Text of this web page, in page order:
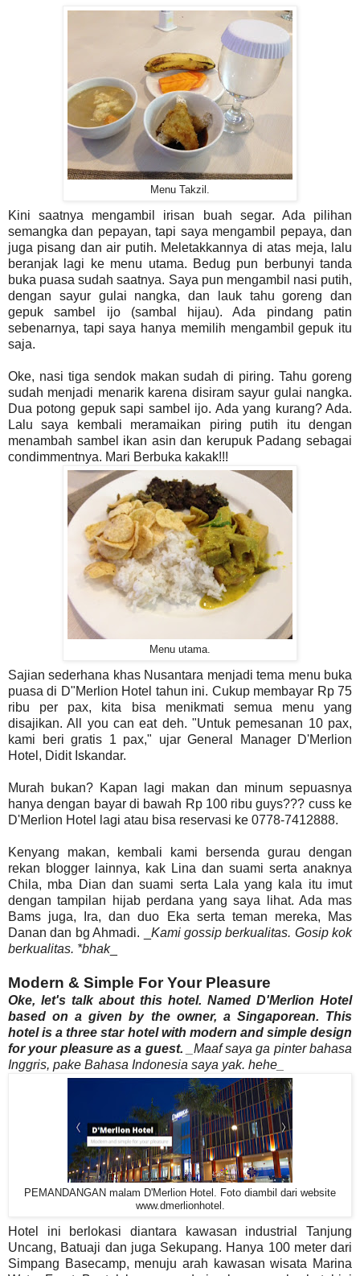
Menu Takzil.
Kini saatnya mengambil irisan buah segar. Ada pilihan
semangka dan pepayan, tapi saya mengambil pepaya, dan
juga pisang dan air putih. Meletakkannya di atas meja, lalu
beranjak lagi ke menu utama. Bedug pun berbunyi tanda
buka puasa sudah saatnya. Saya pun mengambil nasi putih,
dengan sayur gulai nangka, dan lauk tahu goreng dan
gepuk sambel ijo (sambal hijau). Ada pindang patin
sebenarnya, tapi saya hanya memilih mengambil gepuk itu
saja.
Oke, nasi tiga sendok makan sudah di piring. Tahu goreng
sudah menjadi menarik karena disiram sayur gulai nangka.
Dua potong gepuk sapi sambel ijo. Ada yang kurang? Ada.
Lalu saya kembali meramaikan piring putih itu dengan
menambah sambel ikan asin dan kerupuk Padang sebagai
condimmentnya. Mari Berbuka kakak!!!
Menu utama.
Sajian sederhana khas Nusantara menjadi tema menu buka
puasa di D"Merlion Hotel tahun ini. Cukup membayar Rp 75
ribu per pax, kita bisa menikmati semua menu yang
disajikan. All you can eat deh. "Untuk pemesanan 10 pax,
kami beri gratis 1 pax," ujar General Manager D'Merlion
Hotel, Didit Iskandar.
Murah bukan? Kapan lagi makan dan minum sepuasnya
hanya dengan bayar di bawah Rp 100 ribu guys??? cuss ke
D'Merlion Hotel lagi atau bisa reservasi ke 0778-7412888.
Kenyang makan, kembali kami bersenda gurau dengan
rekan blogger lainnya, kak Lina dan suami serta anaknya
Chila, mba Dian dan suami serta Lala yang kala itu imut
dengan tampilan hijab perdana yang saya lihat. Ada mas
Bams juga, Ira, dan duo Eka serta teman mereka, Mas
Danan dan bg Ahmadi. _ Kami gossip berkualitas. Gosip kok
berkualitas. *bhak_
Modern & Simple For Your Pleasure
Oke, let's talk about this hotel. Named D'Merlion Hotel
based on a given by the owner, a Singaporean. This
hotel is a three star hotel with modern and simple design
for your pleasure as a guest. _Maaf saya ga pinter bahasa
Inggris, pake Bahasa Indonesia saya yak. hehe_
PEMANDANGAN malam D'Merlion Hotel. Foto diambil dari website
www.dmerlionhotel.
Hotel ini berlokasi diantara kawasan industrial Tanjung
Uncang, Batuaji dan juga Sekupang. Hanya 100 meter dari
Simpang Basecamp, menuju arah kawasan wisata Marina